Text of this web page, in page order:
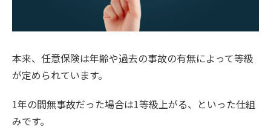
本来、任意保険は年齢や過去の事故の有無によって等級
が定められています。
1年の間無事故だった場合は1等級上がる、といった仕組
みです。